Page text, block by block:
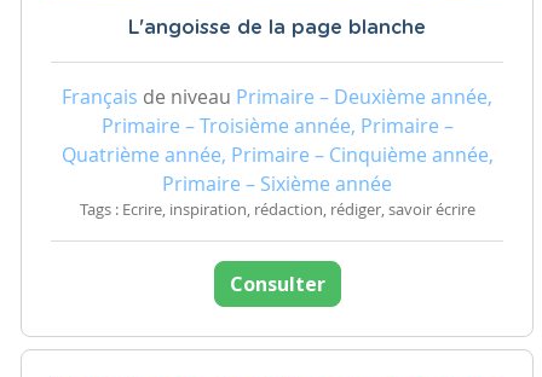
L'angoisse de la page blanche
Français de niveau Primaire – Deuxième année,
Primaire – Troisième année, Primaire –
Quatrième année, Primaire – Cinquième année,
Primaire – Sixième année
Tags : Ecrire, inspiration, rédaction, rédiger, savoir écrire
Consulter